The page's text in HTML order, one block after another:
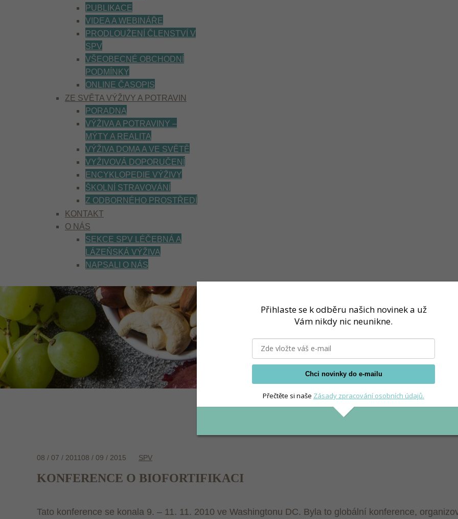
PUBLIKACE
VIDEA A WEBINÁŘE
PRODLOUŽENÍ ČLENSTVÍ V
SPV
VŠEOBECNÉ OBCHODNÍ
PODMÍNKY
ONLINE ČASOPIS
ZE SVĚTA VÝŽIVY A POTRAVIN
PORADNA
VÝŽIVA A POTRAVINY –
MÝTY A REALITA
VÝŽIVA DOMA A VE SVĚTĚ
VYŽIVOVÁ DOPORUČENÍ
ENCYKLOPEDIE VÝŽIVY
ŠKOLNÍ STRAVOVÁNÍ
Z ODBORNÉHO PROSTŘEDÍ
KONTAKT
O NÁS
SEKCE SPV LÉČEBNÁ A
LÁZEŇSKÁ VÝŽIVA
NAPSALI O NÁS
08 / 07 / 201108 / 09 / 2015 SPV
KONFERENCE O BIOFORTIFIKACI
Tato konference se konala 9. – 11. 11. 2010 ve Washingtonu DC. Byla to globální konference,
Přihlaste se k odběru našich novinek a už
Vám nikdy nic neunikne.
Chci novinky do e-mailu
Přečtěte si naše Zásady zpracování osobních údajů.